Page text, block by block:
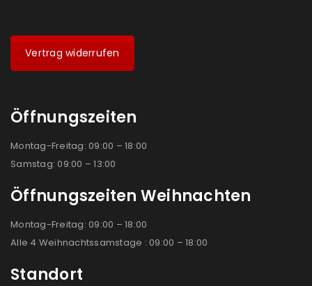
Vertrag widerrufen
Öffnungszeiten
Montag-Freitag: 09:00 – 18:00
Samstag: 09:00 – 13:00
Öffnungszeiten Weihnachten
Montag-Freitag: 09:00 – 18:00
Alle 4 Weihnachtssamstage : 09:00 – 18:00
Standort